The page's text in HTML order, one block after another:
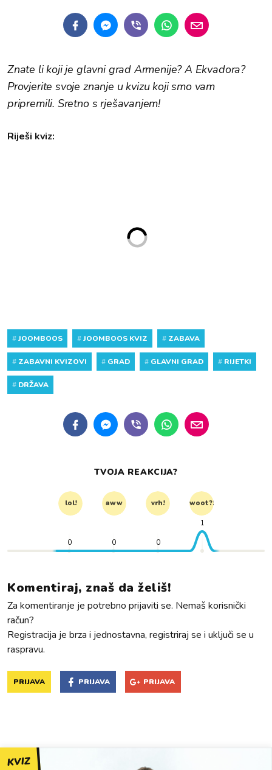
Znate li koji je glavni grad Armenije? A Ekvadora?
Provjerite svoje znanje u kvizu koji smo vam
pripremili. Sretno s rješavanjem!
Riješi kviz:
#JOOMBOOS #JOOMBOOS KVIZ # ZABAVA
# ZABAVNI KVIZOVI # GRAD # GLAVNI GRAD # RIJETKI
# DRŽAVA
TVOJA REAKCIJA?
lol! aww vrh! woot?!
0 0 0
1
Komentiraj, znaš da želiš!
Za komentiranje je potrebno prijaviti se. Nemaš korisnički
račun?
Registracija je brza i jednostavna, registriraj se i uključi se u
raspravu.
PRIJAVA PRIJAVA PRIJAVA
KVIZ